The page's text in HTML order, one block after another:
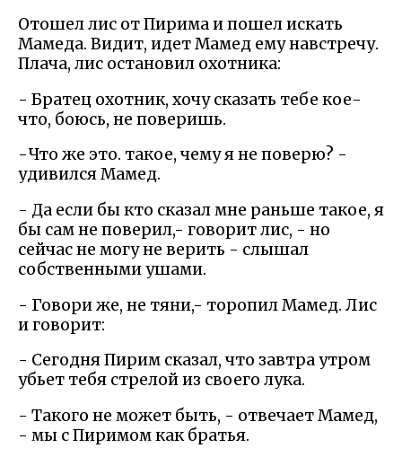
Отошел лис от Пирима и пошел искать
Мамеда. Видит, идет Мамед ему навстречу.
Плача, лис остановил охотника:
- Братец охотник, хочу сказать тебе кое-
что, боюсь, не поверишь.
-Что же это. такое, чему я не поверю? -
удивился Мамед.
- Да если бы кто сказал мне раньше такое, я
бы сам не поверил,- говорит лис, - но
сейчас не могу не верить - слышал
собственными ушами.
- Говори же, не тяни,- торопил Мамед. Лис
и говорит:
- Сегодня Пирим сказал, что завтра утром
убьет тебя стрелой из своего лука.
- Такого не может быть, - отвечает Мамед,
- мы с Пиримом как братья.